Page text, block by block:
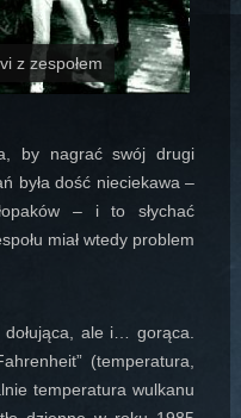
z zespołem
by nagrać swój drugi
była dość nieciekawa –
– i to słychać
miał wtedy problem
dołująca, ale i… gorąca.
(temperatura,
temperatura wulkanu